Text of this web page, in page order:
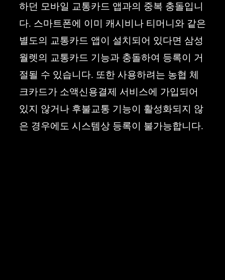
하던 모바일 교통카드 앱과의 중복 충돌입니
다. 스마트폰에 이미 캐시비나 티머니와 같은
별도의 교통카드 앱이 설치되어 있다면 삼성
월렛의 교통카드 기능과 충돌하여 등록이 거
절될 수 있습니다. 또한 사용하려는 농협 체
크카드가 소액신용결제 서비스에 가입되어
있지 않거나 후불교통 기능이 활성화되지 않
은 경우에도 시스템상 등록이 불가능합니다.